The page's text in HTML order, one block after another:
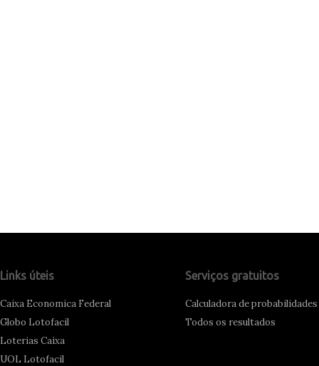
Links úteis
Caixa Economica Federal
Globo Lotofacil
Loterias Caixa
UOL Lotofacil
Serviços gratuitos
Calculadora de probabilidades
Todos os resultados